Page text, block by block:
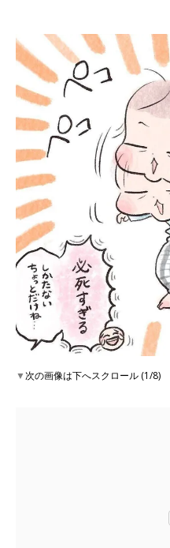
▼次の画像は下へスクロール (1/8)